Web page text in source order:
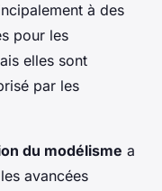
à des
pour les
elles sont
par les
du modélisme a
avancées